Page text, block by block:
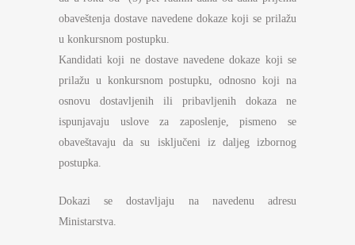
obaveštenja dostave navedene dokaze koji se prilažu
u konkursnom postupku.
Kandidati koji ne dostave navedene dokaze koji se
prilažu u konkursnom postupku, odnosno koji na
osnovu dostavljenih ili pribavljenih dokaza ne
ispunjavaju uslove za zaposlenje, pismeno se
obaveštavaju da su isključeni iz daljeg izbornog
postupka.
Dokazi se dostavljaju na navedenu adresu
Ministarstva.